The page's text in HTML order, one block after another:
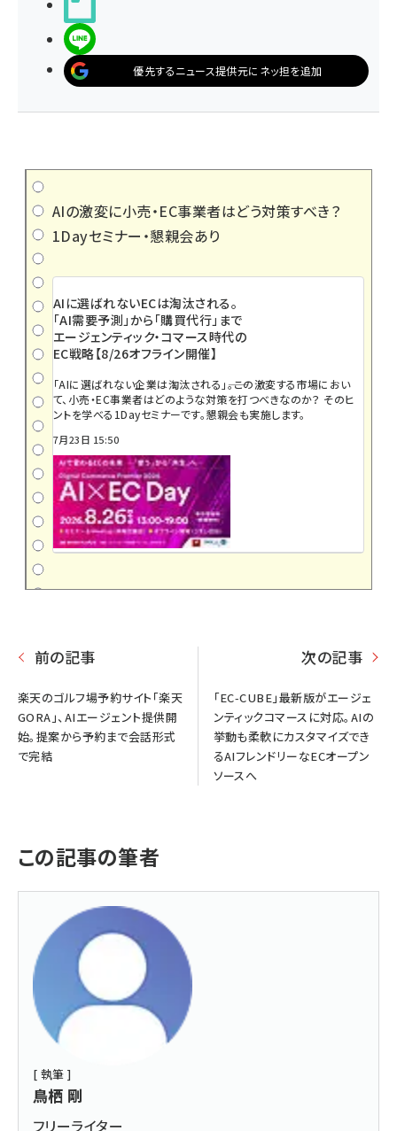
優先するニュース提供元にネッ担を追加
AIの激変に小売・EC事業者はどう対策すべき？
1Dayセミナー・懇親会あり
AIに選ばれないECは淘汰される。
「AI需要予測」から「購買代行」まで
エージェンティック・コマース時代の
EC戦略【8/26オフライン開催】
「AIに選ばれない企業は淘汰される」――。この激変する市場におい
て、小売・EC事業者はどのような対策を打つべきなのか？ そのヒ
ントを学べる1Dayセミナーです。懇親会も実施します。
7月23日 15:50
前の記事
楽天のゴルフ場予約サイト「楽天
GORA」、AIエージェント提供開
始。提案から予約まで会話形式
で完結
次の記事
「EC-CUBE」最新版がエージェ
ンティックコマースに対応。AIの
挙動も柔軟にカスタマイズでき
るAIフレンドリーなECオープン
ソースへ
この記事の筆者
[ 執筆 ]
鳥栖 剛
フリーライター